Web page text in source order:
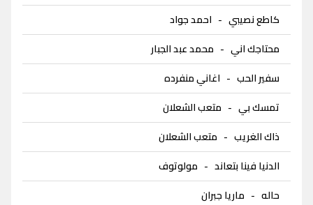
كاطع نصيبي - احمد جواد
محتاجك اني - محمد عبد الجبار
سفير الحب - اغاني منفرده
تمسك بي - متعب الشعلان
ذاك الغريب - متعب الشعلان
الدنيا فينا بتعاند - مولوتوف
حاله - ماريا جبران